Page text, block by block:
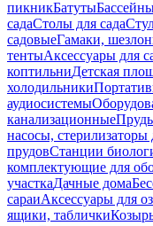
пикникБатуты
садаСтолы для сада
садовыеГамаки,
тентыАксессуары для
коптильниДетская
холодильники
аудиосистемы
канализационные
насосы, стерилизаторы
прудовСтанции
комплектующие для
участкаДачные дома
сараиАксессуары для
ящики, таблички